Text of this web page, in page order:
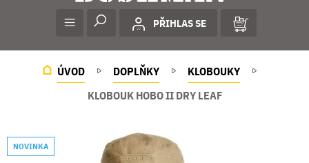
PŘIHLAS SE
ÚVOD DOPLŇKY
KLOBOUKY
KLOBOUK HOBO II DRY LEAF
NOVINKA